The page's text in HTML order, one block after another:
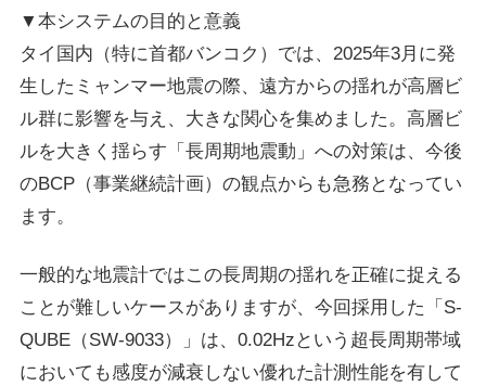
▼本システムの目的と意義
タイ国内（特に首都バンコク）では、2025年3月に発
生したミャンマー地震の際、遠方からの揺れが高層ビ
ル群に影響を与え、大きな関心を集めました。高層ビ
ルを大きく揺らす「長周期地震動」への対策は、今後
のBCP（事業継続計画）の観点からも急務となってい
ます。
一般的な地震計ではこの長周期の揺れを正確に捉える
ことが難しいケースがありますが、今回採用した「S-
QUBE（SW-9033）」は、0.02Hzという超長周期帯域
においても感度が減衰しない優れた計測性能を有して